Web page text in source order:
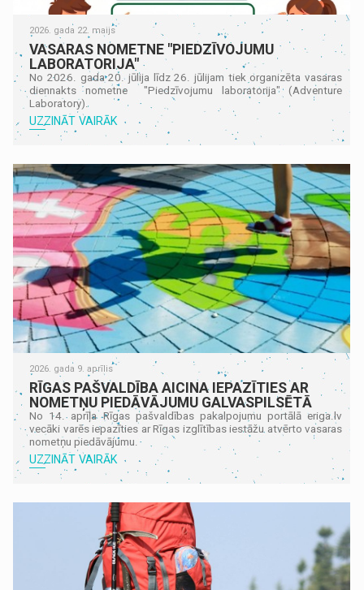
2026. gada 22. maijs
VASARAS NOMETNE "PIEDZĪVOJUMU
LABORATORIJA"
No 2026. gada 20. jūlija līdz 26. jūlijam tiek organizēta vasaras
diennakts nometne "Piedzīvojumu laboratorija" (Adventure
Laboratory).
UZZINĀT VAIRĀK
2026. gada 9. aprīlis
RĪGAS PAŠVALDĪBA AICINA IEPAZĪTIES AR
NOMETŅU PIEDĀVĀJUMU GALVASPILSĒTĀ
No 14. aprīļa Rīgas pašvaldības pakalpojumu portālā eriga.lv
vecāki varēs iepazīties ar Rīgas izglītības iestāžu atvērto vasaras
nometņu piedāvājumu.
UZZINĀT VAIRĀK